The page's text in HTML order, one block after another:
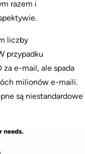
razem i
liczby
przypadku
e-mail, ale spada
milionów e-maili.
są niestandardowe